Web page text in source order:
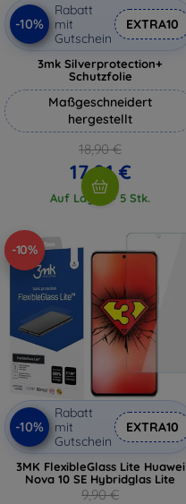
-10%
Rabatt
mit
Gutschein
EXTRA10
3mk Silverprotection+
Schutzfolie
Maßgeschneidert
hergestellt
18,90 €
17,01 €
Auf Lager > 5 Stk.
-10%
-10%
Rabatt
mit
Gutschein
EXTRA10
3MK FlexibleGlass Lite Huawei
Nova 10 SE Hybridglas Lite
9,90 €